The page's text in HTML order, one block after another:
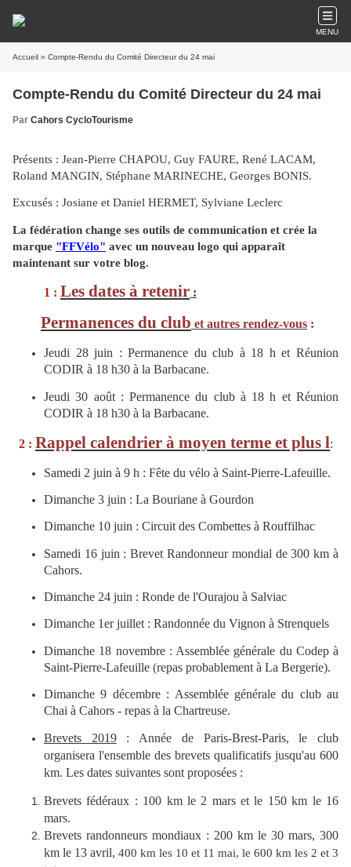
MENU
Accueil » Compte-Rendu du Comité Directeur du 24 mai
Compte-Rendu du Comité Directeur du 24 mai
Par Cahors CycloTourisme
Présents : Jean-Pierre CHAPOU, Guy FAURE, René LACAM,
Roland MANGIN, Stéphane MARINECHE, Georges BONIS.
Excusés : Josiane et Daniel HERMET, Sylviane Leclerc
La fédération change ses outils de communication et crée la
marque "FFVélo" avec un nouveau logo qui apparaît
maintenant sur votre blog.
1 : Les dates à retenir :
Permanences du club et autres rendez-vous :
Jeudi 28 juin : Permanence du club à 18 h et Réunion
CODIR à 18 h30 à la Barbacane.
Jeudi 30 août : Permanence du club à 18 h et Réunion
CODIR à 18 h30 à la Barbacane.
2 : Rappel calendrier à moyen terme et plus l:
Samedi 2 juin à 9 h : Fête du vélo à Saint-Pierre-Lafeuille.
Dimanche 3 juin : La Bouriane à Gourdon
Dimanche 10 juin : Circuit des Combettes à Rouffilhac
Samedi 16 juin : Brevet Randonneur mondial de 300 km à
Cahors.
Dimanche 24 juin : Ronde de l'Ourajou à Salviac
Dimanche 1er juillet : Randonnée du Vignon à Strenquels
Dimanche 18 novembre : Assemblée générale du Codep à
Saint-Pierre-Lafeuille (repas probablement à La Bergerie).
Dimanche 9 décembre : Assemblée générale du club au
Chai à Cahors - repas à la Chartreuse.
Brevets 2019: Année de Paris-Brest-Paris, le club
organisera l'ensemble des brevets qualificatifs jusqu'au 600
km. Les dates suivantes sont proposées :
Brevets fédéraux : 100 km le 2 mars et le 150 km le 16
mars.
Brevets randonneurs mondiaux : 200 km le 30 mars, 300
km le 13 avril, 400 km les 10 et 11 mai, le 600 km les 2 et 3